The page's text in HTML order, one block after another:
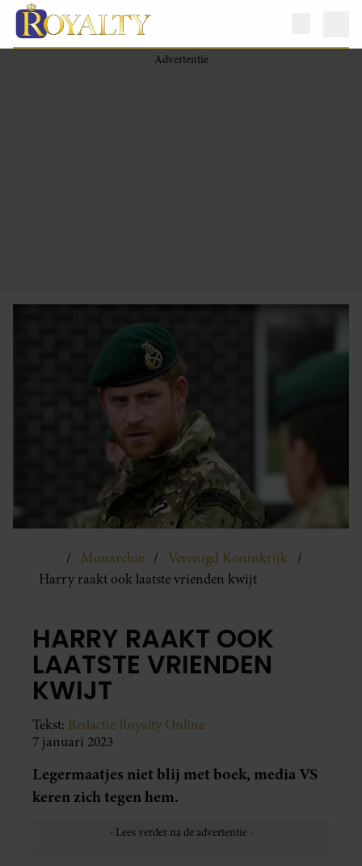
Monarchie
Verenigd Koninkrijk
Harry raakt ook laatste vrienden kwijt
HARRY RAAKT OOK
LAATSTE VRIENDEN
KWIJT
Tekst: Redactie Royalty Online
7 januari 2023
Legermaatjes niet blij met boek, media VS
keren zich tegen hem.